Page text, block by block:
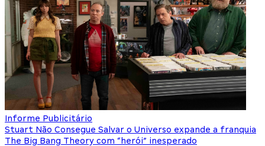
Informe Publicitário
Stuart Não Consegue Salvar o Universo expande a franquia
The Big Bang Theory com “herói” inesperado